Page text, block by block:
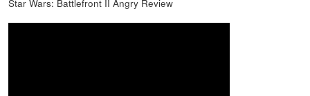
Star Wars: Battlefront II Angry Review